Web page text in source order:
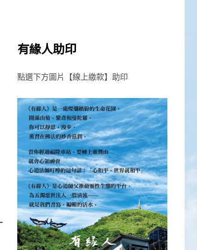
有緣人助印
點選下方圖片【線上繳款】助印